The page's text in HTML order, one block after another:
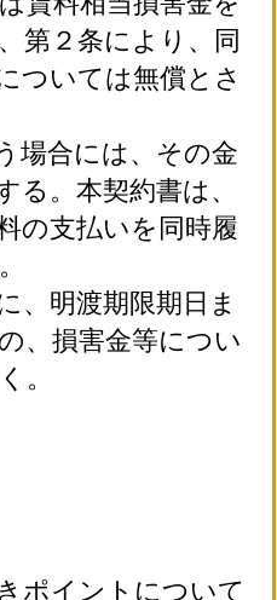
第２条により、同
ついては無償とさ
場合には、その金
る。本契約書は、
の支払いを同時履
明渡期限期日ま
、損害金等につい
。
ポイントについて